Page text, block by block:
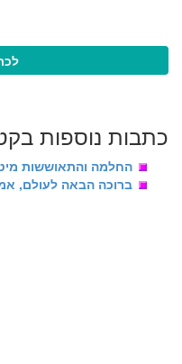
כתבות נוספות
החלמה והתאוששות
ברוכה הבאה לעולם,